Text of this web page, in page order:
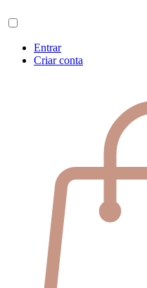
Entrar
Criar conta